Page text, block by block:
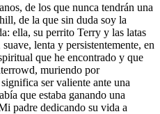
de los que nunca tendrán una
de la que sin duda soy la
ella, su perrito Terry y las latas
lenta y persistentemente, en
que he encontrado y que
muriendo por
ser valiente ante una
que estaba ganando una
padre dedicando su vida a